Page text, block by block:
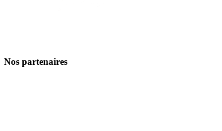
Nos partenaires